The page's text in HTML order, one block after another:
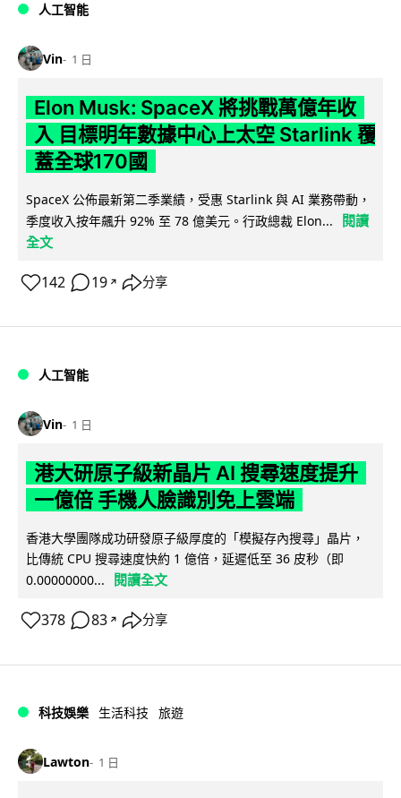
人工智能
Vin 1 日
Elon Musk: SpaceX 將挑戰萬億年收
入 目標明年數據中心上太空 Starlink 覆
蓋全球170國
SpaceX 公佈最新第二季業績，受惠 Starlink 與 AI 業務帶動，
季度收入按年飆升 92% 至 78 億美元。行政總裁 Elon...
閱讀
全文
142 19 ↗ 分享
人工智能
Vin 1 日
港大研原子級新晶片 AI 搜尋速度提升
一億倍 手機人臉識別免上雲端
香港大學團隊成功研發原子級厚度的「模擬存內搜尋」晶片，
比傳統 CPU 搜尋速度快約 1 億倍，延遲低至 36 皮秒（即
0.00000000...
閱讀全文
378 83 ↗ 分享
科技娛樂 生活科技 旅遊
Lawton 1 日